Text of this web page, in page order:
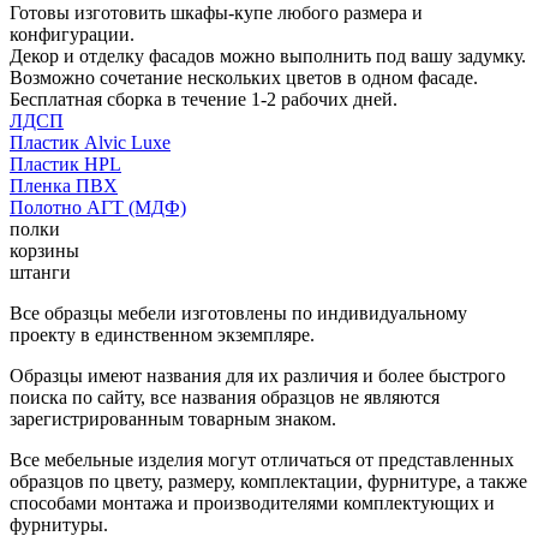
Готовы изготовить шкафы-купе любого размера и
конфигурации.
Декор и отделку фасадов можно выполнить под вашу задумку.
Возможно сочетание нескольких цветов в одном фасаде.
Бесплатная сборка в течение 1-2 рабочих дней.
ЛДСП
Пластик Alvic Luxe
Пластик HPL
Пленка ПВХ
Полотно АГТ (МДФ)
полки
корзины
штанги
Все образцы мебели изготовлены по индивидуальному
проекту в единственном экземпляре.
Образцы имеют названия для их различия и более быстрого
поиска по сайту, все названия образцов не являются
зарегистрированным товарным знаком.
Все мебельные изделия могут отличаться от представленных
образцов по цвету, размеру, комплектации, фурнитуре, а также
способами монтажа и производителями комплектующих и
фурнитуры.